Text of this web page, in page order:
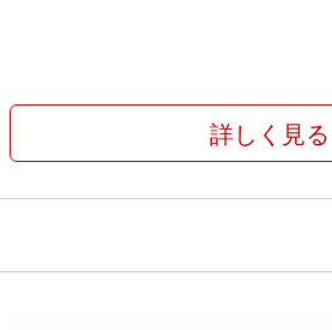
詳しく見る